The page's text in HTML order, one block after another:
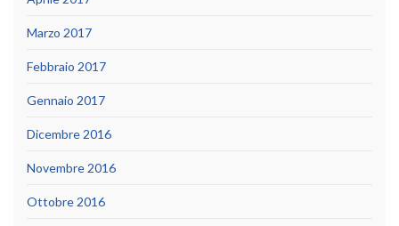
Marzo 2017
Febbraio 2017
Gennaio 2017
Dicembre 2016
Novembre 2016
Ottobre 2016